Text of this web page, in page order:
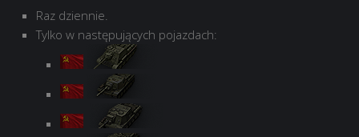
Raz dziennie.
Tylko w następujących pojazdach: